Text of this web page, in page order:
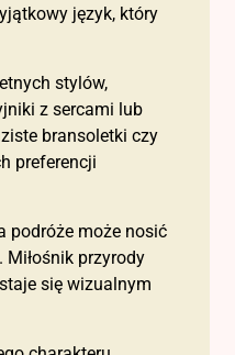
język, który
stylów,
z sercami lub
bransoletki czy
preferencji
podróże może nosić
przyrody
się wizualnym